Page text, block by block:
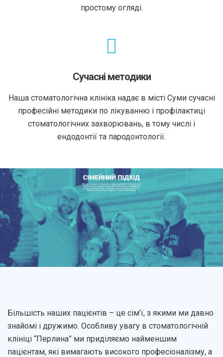
простому огляді.
Сучасні методики
Наша стоматологічна клініка надає в місті Суми сучасні
професійні методики по лікуванню і профілактиці
стоматологічних захворювань, в тому числі і
ендодонтії та пародонтології.
Більшість наших пацієнтів – це сім’ї, з якими ми давно
знайомі і дружимо. Особливу увагу в стоматологічній
клініці “Перлина” ми приділяємо найменшим
пацієнтам, які вимагають високого професіоналізму, а